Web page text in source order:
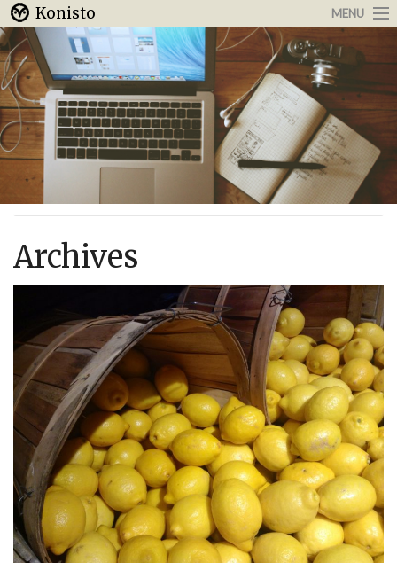
Konisto MENU
Arbeit & Karriere
Internet
Urlaub & Reisen
Archives